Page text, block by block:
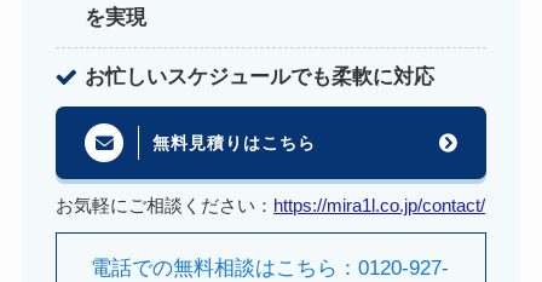
を実現
お忙しいスケジュールでも柔軟に対応
無料見積りはこちら
お気軽にご相談ください： https://mira1l.co.jp/contact/
電話での無料相談はこちら：0120-927-